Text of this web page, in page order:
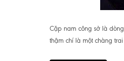
Cặp nam công sở là
thậm chí là một chàng trai